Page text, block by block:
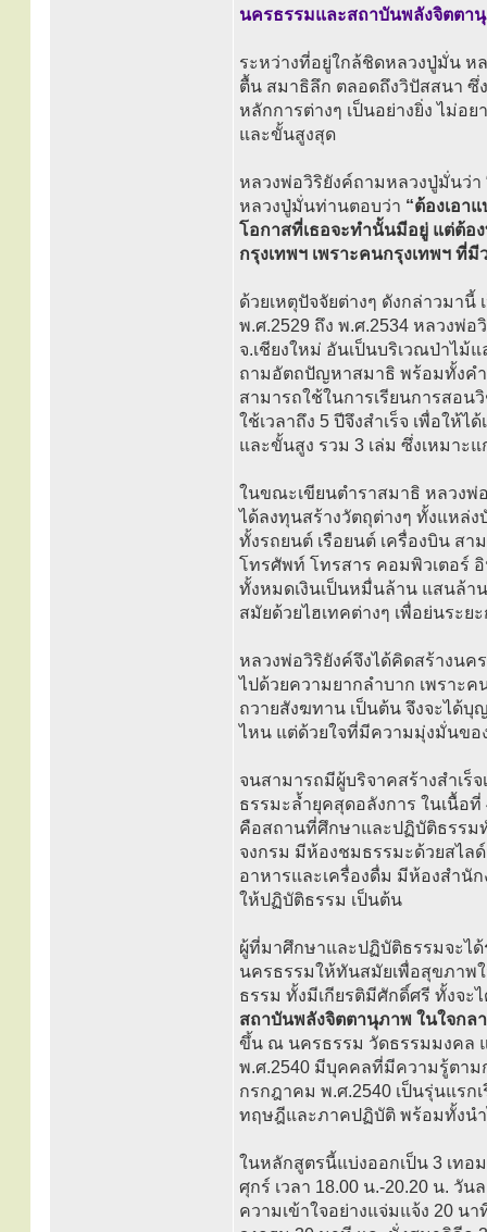
นครธรรมและสถาบันพลังจิตตา
ระหว่างที่อยู่ใกล้ชิดหลวงปู่มั่น ห
ตื้น สมาธิลึก ตลอดถึงวิปัสสนา ซึ่
หลักการต่างๆ เป็นอย่างยิ่ง ไม่อ
และขั้นสูงสุด
หลวงพ่อวิริยังค์ถามหลวงปู่มั่นว่า
หลวงปู่มั่นท่านตอบว่า “ต้องเอา
โอกาสที่เธอจะทำนั้นมีอยู่ แต่ต้อ
กรุงเทพฯ เพราะคนกรุงเทพฯ ที่
ด้วยเหตุปัจจัยต่างๆ ดังกล่าวมา
พ.ศ.2529 ถึง พ.ศ.2534 หลวงพ่
จ.เชียงใหม่ อันเป็นบริเวณป่าไ
ถามอัตถปัญหาสมาธิ พร้อมทั้งคำ
สามารถใช้ในการเรียนการสอน
ใช้เวลาถึง 5 ปีจึงสำเร็จ เพื่อให้
และขั้นสูง รวม 3 เล่ม ซึ่งเหมาะ
ในขณะเขียนตำราสมาธิ หลวงพ่
ได้ลงทุนสร้างวัตถุต่างๆ ทั้งแหล่
ทั้งรถยนต์ เรือยนต์ เครื่องบิน ส
โทรศัพท์ โทรสาร คอมพิวเตอร์
ทั้งหมดเงินเป็นหมื่นล้าน แสนล้า
สมัยด้วยไฮเทคต่างๆ เพื่อย่นระ
หลวงพ่อวิริยังค์จึงได้คิดสร้างนค
ไปด้วยความยากลำบาก เพราะ
ถวายสังฆทาน เป็นต้น จึงจะได้
ไหน แต่ด้วยใจที่มีความมุ่งมั่นขอ
จนสามารถมีผู้บริจาคสร้างสำเร็
ธรรมะล้ำยุคสุดอลังการ ในเนื้อ
คือสถานที่ศึกษาและปฏิบัติธรรม
จงกรม มีห้องชมธรรมะด้วยสไ
อาหารและเครื่องดื่ม มีห้องสำนั
ให้ปฏิบัติธรรม เป็นต้น
ผู้ที่มาศึกษาและปฏิบัติธรรมจะไ
นครธรรมให้ทันสมัยเพื่อสุขภาพ
ธรรม ทั้งมีเกียรติมีศักดิ์ศรี ทั้งจะ
สถาบันพลังจิตตานุภาพ ในใจกล
ขึ้น ณ นครธรรม วัดธรรมมงคล
พ.ศ.2540 มีบุคคลที่มีความรู้ตาม
กรกฎาคม พ.ศ.2540 เป็นรุ่นแรก
ทฤษฎีและภาคปฏิบัติ พร้อมทั้งน
ในหลักสูตรนี้แบ่งออกเป็น 3 เทอ
ศุกร์ เวลา 18.00 น.-20.20 น. วั
ความเข้าใจอย่างแจ่มแจ้ง 20 น